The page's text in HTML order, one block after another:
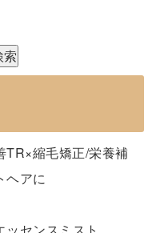
索
TR×縮毛矯正/栄養補
ヘアに
センスミスト